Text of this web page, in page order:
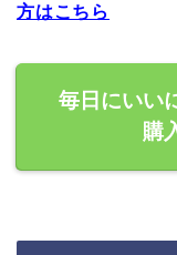
方はこちら
毎日にいい
購